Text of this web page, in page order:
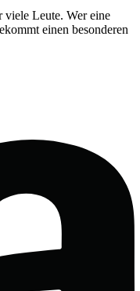
viele Leute. Wer eine
einen besonderen